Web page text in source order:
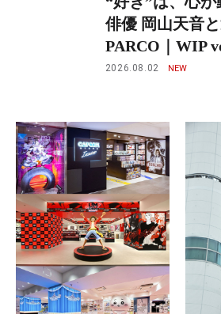
俳優 岡山天音
PARCO｜WIP
2026.08.02